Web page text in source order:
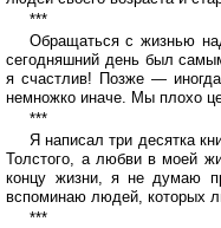
***
Обращаться с жизнью
сегодняшний день был
я счастлив! Позже —
немножко иначе. Мы плохо
***
Я написал три десятка
Толстого, а любви в моей
концу жизни, я не думаю
вспоминаю людей, которых
***